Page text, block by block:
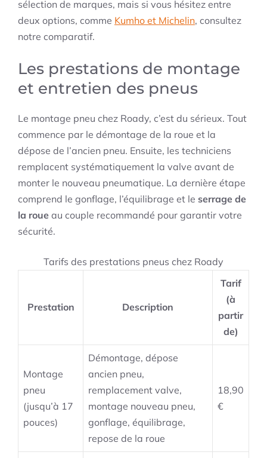
sélection de marques, mais si vous hésitez entre
deux options, comme Kumho et Michelin, consultez
notre comparatif.
Les prestations de montage
et entretien des pneus
Le montage pneu chez Roady, c’est du sérieux. Tout
commence par le démontage de la roue et la
dépose de l’ancien pneu. Ensuite, les techniciens
remplacent systématiquement la valve avant de
monter le nouveau pneumatique. La dernière étape
comprend le gonflage, l’équilibrage et le serrage de
la roue au couple recommandé pour garantir votre
sécurité.
Tarifs des prestations pneus chez Roady
Prestation Description
Tarif
(à
partir
de)
Montage
pneu
(jusqu’à 17
pouces)
Démontage, dépose
ancien pneu,
remplacement valve,
montage nouveau pneu,
gonflage, équilibrage,
repose de la roue
18,90
€